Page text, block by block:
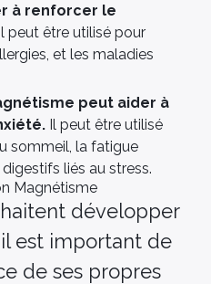
à renforcer le
peut être utilisé pour
et les maladies
peut aider à
Il peut être utilisé
sommeil, la fatigue
liés au stress.
Magnétisme
développer
est important de
de ses propres